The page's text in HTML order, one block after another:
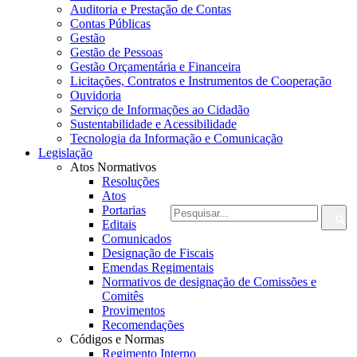
Auditoria e Prestação de Contas
Contas Públicas
Gestão
Gestão de Pessoas
Gestão Orçamentária e Financeira
Licitações, Contratos e Instrumentos de Cooperação
Ouvidoria
Serviço de Informações ao Cidadão
Sustentabilidade e Acessibilidade
Tecnologia da Informação e Comunicação
Legislação
Atos Normativos
Resoluções
Atos
Portarias
Editais
Comunicados
Designação de Fiscais
Emendas Regimentais
Normativos de designação de Comissões e
Comitês
Provimentos
Recomendações
Códigos e Normas
Regimento Interno